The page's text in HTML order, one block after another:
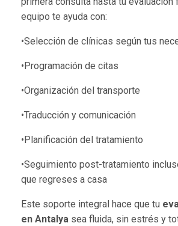
equipo te ayuda con:
•Selección de clínicas según tus
•Programación de citas
•Organización del transporte
•Traducción y comunicación
•Planificación del tratamiento
•Seguimiento post-tratamiento
que regreses a casa
Este soporte integral hace que tu
en Antalyasea fluida, sin estrés y